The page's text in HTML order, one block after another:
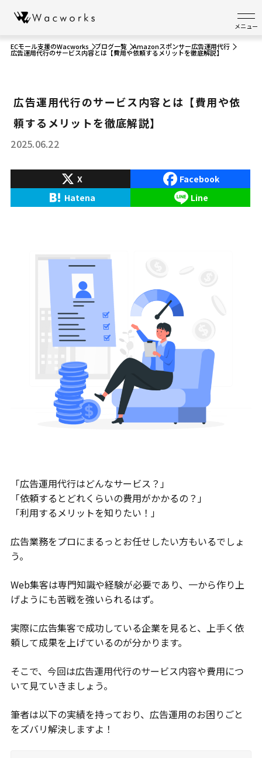
メニュー
ECモール支援のWacworks ブログ一覧 Amazonスポンサー広告運用代行
広告運用代行のサービス内容とは【費用や依頼するメリットを徹底解説】
広告運用代行のサービス内容とは【費用や依
頼するメリットを徹底解説】
2025.06.22
X
Facebook
Hatena
Line
「広告運用代行はどんなサービス？」
「依頼するとどれくらいの費用がかかるの？」
「利用するメリットを知りたい！」
広告業務をプロにまるっとお任せしたい方もいるでしょ
う。
Web集客は専門知識や経験が必要であり、一から作り上
げようにも苦戦を強いられるはず。
実際に広告集客で成功している企業を見ると、上手く依
頼して成果を上げているのが分かります。
そこで、今回は広告運用代行のサービス内容や費用につ
いて見ていきましょう。
筆者は以下の実績を持っており、広告運用のお困りごと
をズバリ解決しますよ！